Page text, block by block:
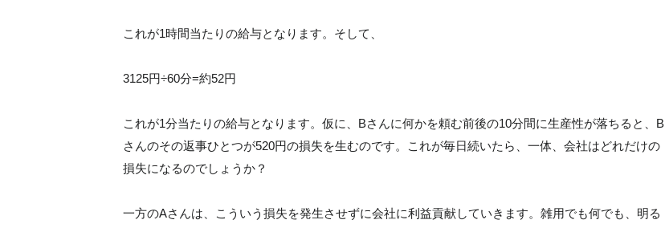
これが1時間当たりの給与となります。そして、
3125円÷60分=約52円
これが1分当たりの給与となります。仮に、Bさんに何かを頼む前後の10分間に生産性が落ちると、B
さんのその返事ひとつが520円の損失を生むのです。これが毎日続いたら、一体、会社はどれだけの
損失になるのでしょうか？
一方のAさんは、こういう損失を発生させずに会社に利益貢献していきます。雑用でも何でも、明る